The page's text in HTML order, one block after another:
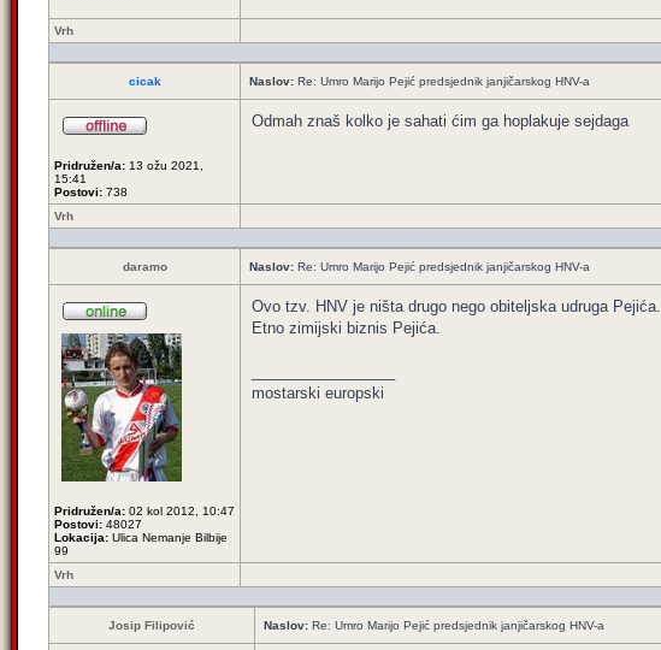
Vrh
cicak Naslov: Re: Umro Marijo Pejić predsjednik janjičarskog HNV-a
Pridružen/a: 13 ožu 2021,
15:41
Postovi: 738
Odmah znaš kolko je sahati ćim ga hoplakuje sejdaga
Vrh
daramo Naslov: Re: Umro Marijo Pejić predsjednik janjičarskog HNV-a
Pridružen/a: 02 kol 2012, 10:47
Postovi: 48027
Lokacija: Ulica Nemanje Bilbije
99
Ovo tzv. HNV je ništa drugo nego obiteljska udruga Pejića.
Etno zimijski biznis Pejića.
mostarski europski
Vrh
Josip Filipović Naslov: Re: Umro Marijo Pejić predsjednik janjičarskog HNV-a